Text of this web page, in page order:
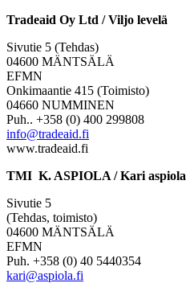
Tradeaid Oy Ltd / Viljo levelä
Sivutie 5 (Tehdas)
04600 MÄNTSÄLÄ
EFMN
Onkimaantie 415 (Toimisto)
04660 NUMMINEN
Puh.. +358 (0) 400 299808
info@tradeaid.fi
www.tradeaid.fi
TMI K. ASPIOLA / Kari aspiola
Sivutie 5
(Tehdas, toimisto)
04600 MÄNTSÄLÄ
EFMN
Puh. +358 (0) 40 5440354
kari@aspiola.fi